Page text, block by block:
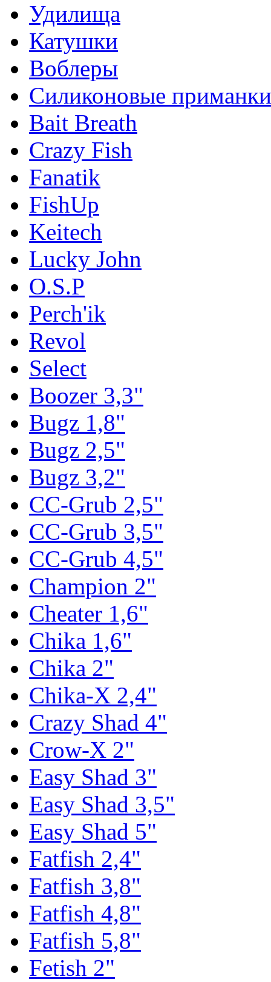
Удилища
Катушки
Воблеры
Силиконовые приманки
Bait Breath
Crazy Fish
Fanatik
FishUp
Keitech
Lucky John
O.S.P
Perch'ik
Revol
Select
Boozer 3,3"
Bugz 1,8"
Bugz 2,5"
Bugz 3,2"
CC-Grub 2,5"
CC-Grub 3,5"
CC-Grub 4,5"
Champion 2"
Cheater 1,6"
Chika 1,6"
Chika 2"
Chika-X 2,4"
Crazy Shad 4"
Crow-X 2"
Easy Shad 3"
Easy Shad 3,5"
Easy Shad 5"
Fatfish 2,4"
Fatfish 3,8"
Fatfish 4,8"
Fatfish 5,8"
Fetish 2"